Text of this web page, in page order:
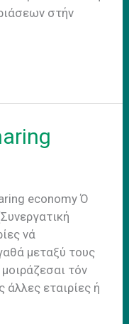
στήν
economy Ό
νά
μεταξύ τους
τόν
άλλες εταιρίες ή